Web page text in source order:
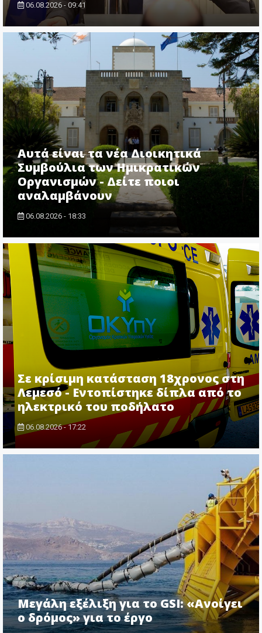
06.08.2026 - 09:41
Αυτά είναι τα νέα Διοικητικά
Συμβούλια των Ημικρατικών
Οργανισμών - Δείτε ποιοι
αναλαμβάνουν
06.08.2026 - 18:33
Σε κρίσιμη κατάσταση 18χρονος στη
Λεμεσό - Εντοπίστηκε δίπλα από το
ηλεκτρικό του ποδήλατο
06.08.2026 - 17:22
Μεγάλη εξέλιξη για το GSI: «Ανοίγει
ο δρόμος» για το έργο